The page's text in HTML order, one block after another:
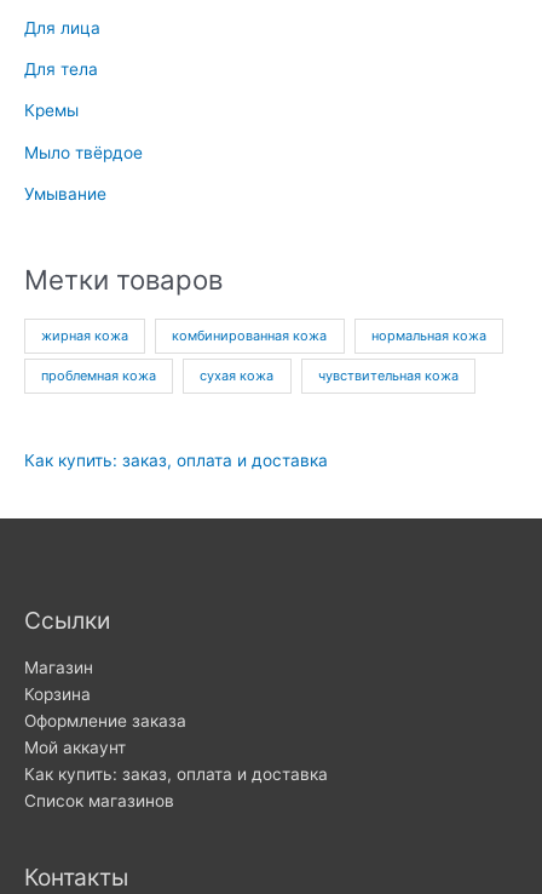
Для лица
Для тела
Кремы
Мыло твёрдое
Умывание
Метки товаров
жирная кожа комбинированная кожа нормальная кожа
проблемная кожа сухая кожа чувствительная кожа
Как купить: заказ, оплата и доставка
Ссылки
Магазин
Корзина
Оформление заказа
Мой аккаунт
Как купить: заказ, оплата и доставка
Список магазинов
Контакты